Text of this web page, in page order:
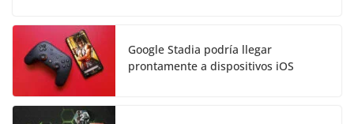
Google Stadia podría llegar
prontamente a dispositivos iOS